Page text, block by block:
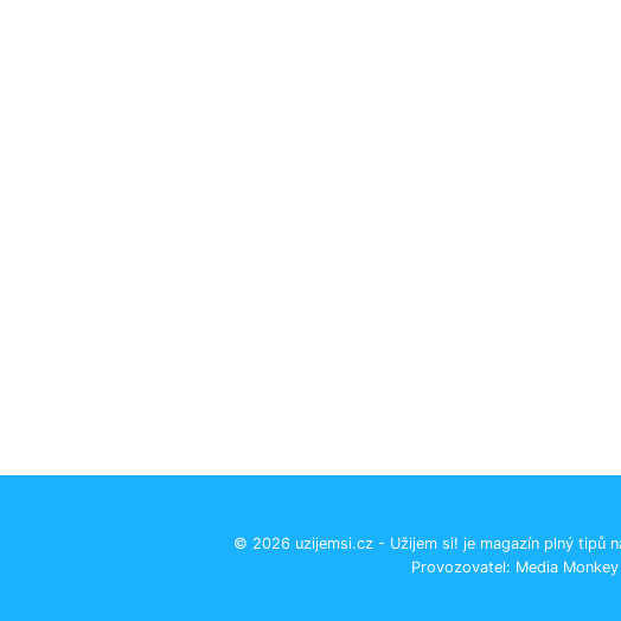
© 2026 uzijemsi.cz - Užijem si! je magazín plný tipů
Provozovatel: Media